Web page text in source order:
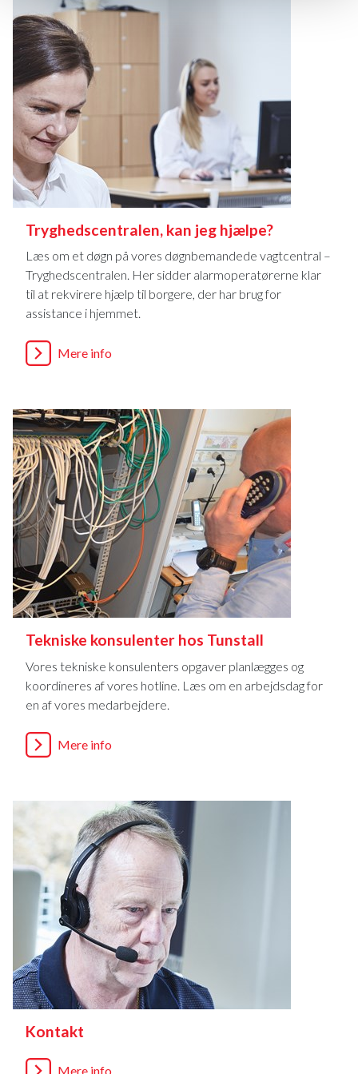
Tryghedscentralen, kan jeg hjælpe?
Læs om et døgn på vores døgnbemandede vagtcentral –
Tryghedscentralen. Her sidder alarmoperatørerne klar
til at rekvirere hjælp til borgere, der har brug for
assistance i hjemmet.
Mere info
Tekniske konsulenter hos Tunstall
Vores tekniske konsulenters opgaver planlægges og
koordineres af vores hotline. Læs om en arbejdsdag for
en af vores medarbejdere.
Mere info
Kontakt
Mere info